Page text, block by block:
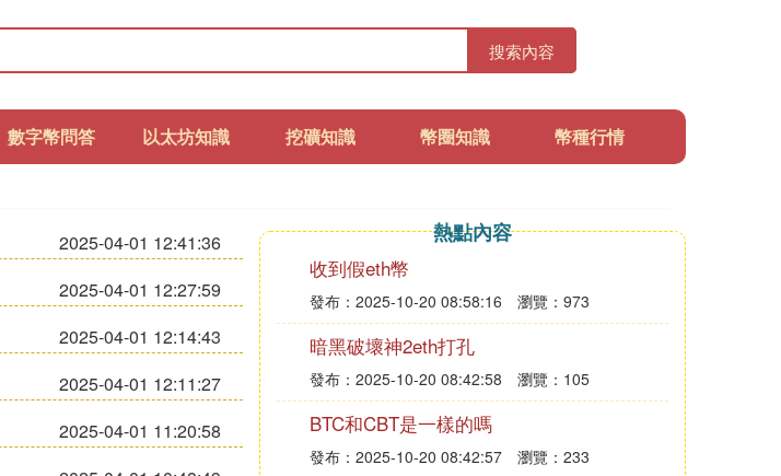
搜索內容
數字幣問答 以太坊知識 挖礦知識 幣圈知識 幣種行情
2025-04-01 12:41:36
2025-04-01 12:27:59
2025-04-01 12:14:43
2025-04-01 12:11:27
2025-04-01 11:20:58
熱點內容
收到假eth幣
發布：2025-10-20 08:58:16 瀏覽：973
暗黑破壞神2eth打孔
發布：2025-10-20 08:42:58 瀏覽：105
BTC和CBT是一樣的嗎
發布：2025-10-20 08:42:57 瀏覽：233